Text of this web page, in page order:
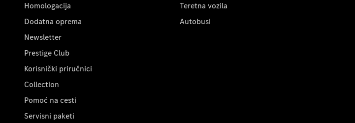
Homologacija
Dodatna oprema
Newsletter
Prestige Club
Korisnički priručnici
Collection
Pomoć na cesti
Servisni paketi
Teretna vozila
Autobusi